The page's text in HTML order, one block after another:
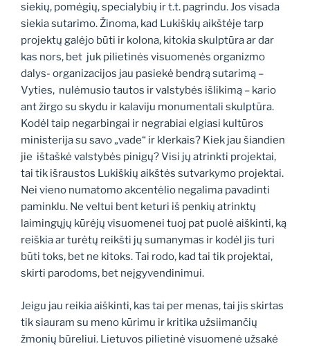
siekių, pomėgių, specialybių ir t.t. pagrindu. Jos visada
siekia sutarimo. Žinoma, kad Lukiškių aikštėje tarp
projektų galėjo būti ir kolona, kitokia skulptūra ar dar
kas nors, bet juk pilietinės visuomenės organizmo
dalys- organizacijos jau pasiekė bendrą sutarimą –
Vyties, nulėmusio tautos ir valstybės išlikimą – kario
ant žirgo su skydu ir kalaviju monumentali skulptūra.
Kodėl taip negarbingai ir negrabiai elgiasi kultūros
ministerija su savo „vade“ ir klerkais? Kiek jau šiandien
jie ištaškė valstybės pinigų? Visi jų atrinkti projektai,
tai tik išraustos Lukiškių aikštės sutvarkymo projektai.
Nei vieno numatomo akcentėlio negalima pavadinti
paminklu. Ne veltui bent keturi iš penkių atrinktų
laimingųjų kūrėjų visuomenei tuoj pat puolė aiškinti, ką
reiškia ar turėtų reikšti jų sumanymas ir kodėl jis turi
būti toks, bet ne kitoks. Tai rodo, kad tai tik projektai,
skirti parodoms, bet neįgyvendinimui.
Jeigu jau reikia aiškinti, kas tai per menas, tai jis skirtas
tik siauram su meno kūrimu ir kritika užsiimančių
žmonių būreliui. Lietuvos pilietinė visuomenė užsakė